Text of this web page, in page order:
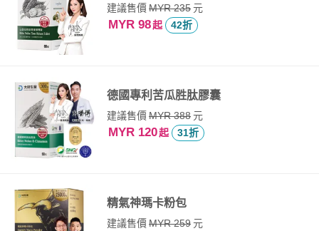
建議售價MYR 235元
MYR 98起 42折
德國專利苦瓜胜肽膠囊
建議售價MYR 388元
MYR 120起 31折
精氣神瑪卡粉包
建議售價MYR 259元